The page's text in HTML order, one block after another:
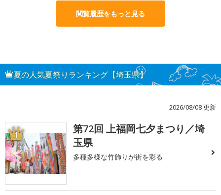
閲覧履歴をもっと見る
夏の人気夏祭りランキング【埼玉県】
2026/08/08 更新
1
第72回 上福岡七夕まつり／埼
玉県
多種多様な竹飾りが街を彩る